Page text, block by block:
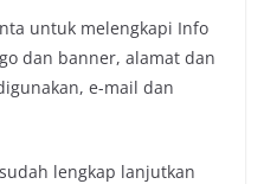
untuk melengkapi Info
dan banner, alamat dan
e-mail dan
lengkap lanjutkan